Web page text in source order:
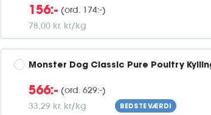
156:- (ord. 174:-)
78,00 kr. kr/kg
Monster Dog Classic Pure Poultry
566:- (ord. 629:-)
33,29 kr. kr/kg
BEDSTE VÆRDI